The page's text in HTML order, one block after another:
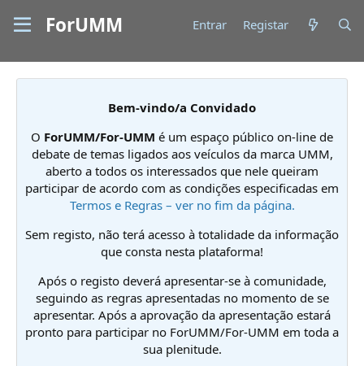
ForUMM Entrar Registar
Bem-vindo/a Convidado
O ForUMM/For-UMM é um espaço público on-line de
debate de temas ligados aos veículos da marca UMM,
aberto a todos os interessados que nele queiram
participar de acordo com as condições especificadas em
Termos e Regras – ver no fim da página.
Sem registo, não terá acesso à totalidade da informação
que consta nesta plataforma!
Após o registo deverá apresentar-se à comunidade,
seguindo as regras apresentadas no momento de se
apresentar. Após a aprovação da apresentação estará
pronto para participar no ForUMM/For-UMM em toda a
sua plenitude.